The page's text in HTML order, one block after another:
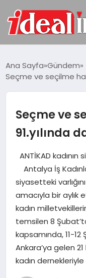
BILGISAYAR
DÜNYA
SEYAHAT
TEKNOLOJI
YAŞAM
Ana Sayfa Gündem
Seçme ve seçilme
Seçme ve
91.yılında
ANTİKAD
Antalya İş
siyasetteki
amacıyla bir aylık
kadın
temsilen 8
kapsamında, 11-
Ankara’ya gelen
kadın